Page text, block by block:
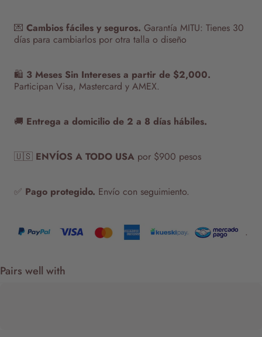
💌 Cambios fáciles y seguros. Garantía MITU: Tienes 30
días para cambiarlos por otra talla o diseño
🛍️ 3 Meses Sin Intereses a partir de $2,000.
Participan Visa, Mastercard y AMEX.
🚚 Entrega a domicilio de 2 a 8 días hábiles.
🇺🇸 ENVÍOS A TODO USA por $900 pesos
✅ Pago protegido. Envío con seguimiento.
.
Pairs well with